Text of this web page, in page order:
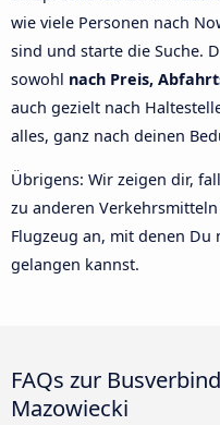
wie viele Personen nach
sind und starte die Suche.
sowohl nach Preis,
auch gezielt nach
alles, ganz nach deinen
Übrigens: Wir zeigen dir,
zu anderen
Flugzeug an, mit denen Du
gelangen kannst.
FAQs zur
Mazowiecki